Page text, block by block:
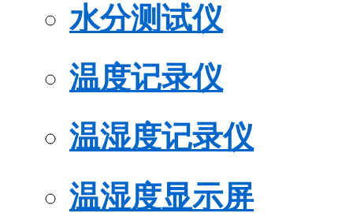
水分测试仪
温度记录仪
温湿度记录仪
温湿度显示屏